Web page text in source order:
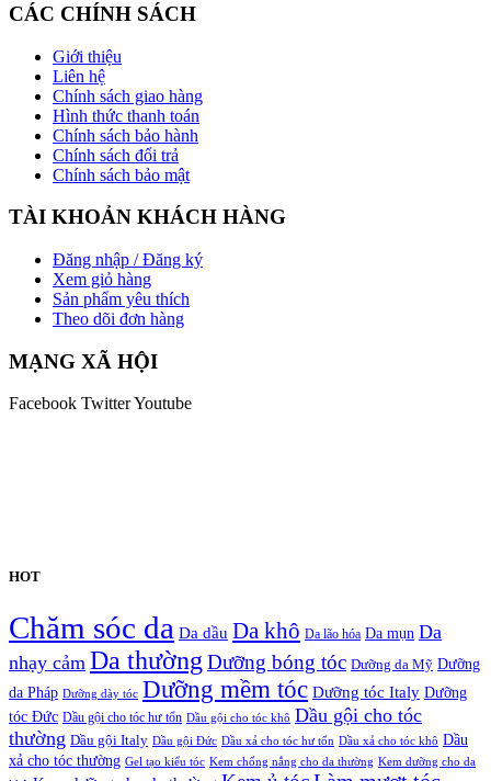
CÁC CHÍNH SÁCH
Giới thiệu
Liên hệ
Chính sách giao hàng
Hình thức thanh toán
Chính sách bảo hành
Chính sách đổi trả
Chính sách bảo mật
TÀI KHOẢN KHÁCH HÀNG
Đăng nhập / Đăng ký
Xem giỏ hàng
Sản phẩm yêu thích
Theo dõi đơn hàng
MẠNG XÃ HỘI
Facebook TwitterYoutube
HOT
Chăm sóc da Da dầu Da khô Da lão hóa Da mụn Da
nhạy cảm Da thường Dưỡng bóng tóc Dưỡng da Mỹ Dưỡng
da Pháp Dưỡng dày tóc Dưỡng mềm tóc Dưỡng tóc Italy Dưỡng
tóc Đức Dầu gội cho tóc hư tổn Dầu gội cho tóc khô Dầu gội cho tóc
thường Dầu gội Italy Dầu gội Đức Dầu xả cho tóc hư tổn Dầu xả cho tóc khô Dầu
xả cho tóc thường Gel tạo kiểu tóc Kem chống nắng cho da thường Kem dưỡng cho da